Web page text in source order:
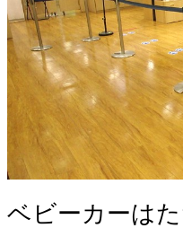
ベビーカーは